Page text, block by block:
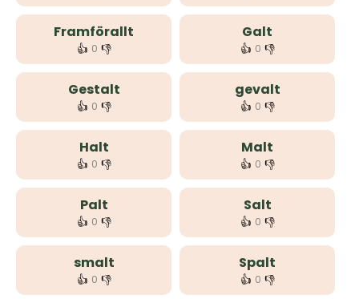
Framförallt
👍 0 👎
Galt
👍 0 👎
Gestalt
👍 0 👎
gevalt
👍 0 👎
Halt
👍 0 👎
Malt
👍 0 👎
Palt
👍 0 👎
Salt
👍 0 👎
smalt
👍 0 👎
Spalt
👍 0 👎